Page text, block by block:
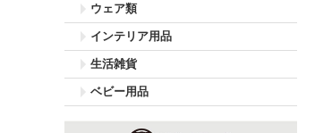
ウェア類
インテリア用品
生活雑貨
ベビー用品